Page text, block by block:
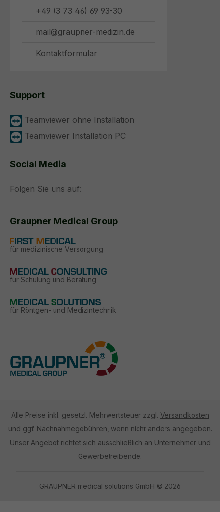
+49 (3 73 46) 69 93-30
mail@graupner-medizin.de
Kontaktformular
Support
Teamviewer ohne Installation
Teamviewer Installation PC
Social Media
Folgen Sie uns auf:
Graupner Medical Group
für medizinische Versorgung
für Schulung und Beratung
für Röntgen- und Medizintechnik
Alle Preise inkl. gesetzl. Mehrwertsteuer zzgl. Versandkosten
und ggf. Nachnahmegebühren, wenn nicht anders angegeben.
Unser Angebot richtet sich ausschließlich an Unternehmer und
Gewerbetreibende.
GRAUPNER medical solutions GmbH © 2026